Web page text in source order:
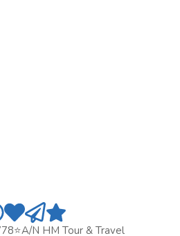
n HM Tour & Travel